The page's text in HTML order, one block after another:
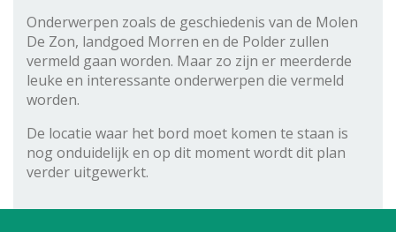
Onderwerpen zoals de geschiedenis van de Molen
De Zon, landgoed Morren en de Polder zullen
vermeld gaan worden. Maar zo zijn er meerderde
leuke en interessante onderwerpen die vermeld
worden.
De locatie waar het bord moet komen te staan is
nog onduidelijk en op dit moment wordt dit plan
verder uitgewerkt.